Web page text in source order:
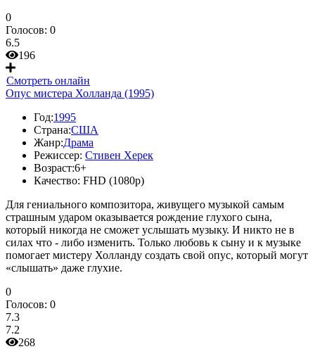
0
Голосов: 0
6.5
196
Смотреть онлайн
Опус мистера Холланда (1995)
Год:1995
Страна:США
Жанр:Драма
Режиссер: Стивен Херек
Возраст:6+
Качество: FHD (1080p)
Для гениального композитора, живущего музыкой самым
страшным ударом оказывается рождение глухого сына,
который никогда не сможет услышать музыку. И никто не в
силах что - либо изменить. Только любовь к сыну и к музыке
помогает мистеру Холланду создать свой опус, который могут
«слышать» даже глухие.
0
Голосов: 0
7.3
7.2
268